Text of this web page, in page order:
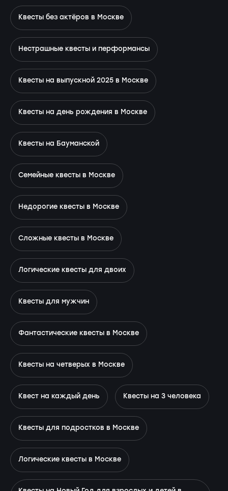
Квесты без актёров в Москве
Нестрашные квесты и перформансы
Квесты на выпускной 2025 в Москве
Квесты на день рождения в Москве
Квесты на Бауманской
Семейные квесты в Москве
Недорогие квесты в Москве
Сложные квесты в Москве
Логические квесты для двоих
Квесты для мужчин
Фантастические квесты в Москве
Квесты на четверых в Москве
Квест на каждый день Квесты на 3 человека
Квесты для подростков в Москве
Логические квесты в Москве